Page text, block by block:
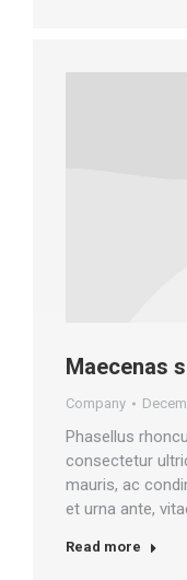
Maecenas
Company
Phasellus
consectetur
mauris, ac
et urna ante,
Read more